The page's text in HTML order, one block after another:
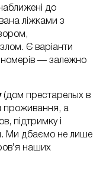
до
ліжками з
Є варіанти
номерів — залежно
(дом престарелых в
проживання, а
підтримку і
Ми дбаємо не лише
наших